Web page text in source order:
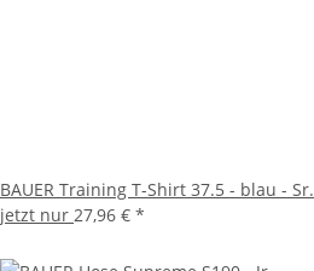
BAUER Training T-Shirt 37.5 - blau - Sr.
jetzt nur 27,96 € *